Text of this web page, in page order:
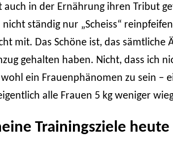
auch in der Ernährung ihren Tribut
ständig nur „Scheiss“
mit. Das Schöne ist, das
gehalten haben. Nicht, dass ich
ein Frauenphänomen zu sein –
alle Frauen 5 kg weniger
Trainingsziele heute